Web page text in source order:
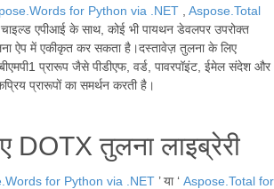
for Python via .NET
Aspose.Total
एपीआई के साथ, कोई भी पायथन डेवलपर उपरोक्त
ऐप में एकीकृत कर सकता है।दस्तावेज़ तुलना के लिए
प्रारूप जैसे पीडीएफ, वर्ड, पावरपॉइंट, ईमेल संदेश और
प्रारूपों का समर्थन करती है।
DOTX तुलना लाइब्रेरी
for Python via .NET ’ या ‘ Aspose.Total for